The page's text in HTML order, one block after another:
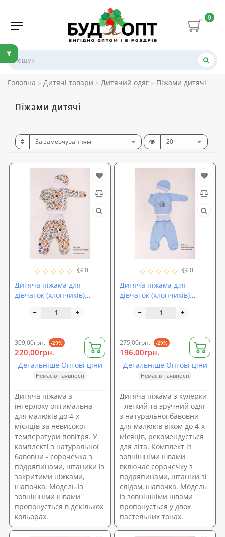
0
Головна Дитячі товари Дитячий одяг Піжами дитячі
Піжами дитячі
0
Дитяча піжама для
дівчаток (хлопчиків)
309,00грн. -29%
220,00грн.
Детальніше Оптові ціни
Немає в наявності
Дитяча піжама з
інтерлоку оптимальна
для малюків до 4-х
місяців за невисокої
температури повітря. У
комплекті з натуральної
бавовни - сорочечка з
подряпинами, штаники із
закритими ніжками,
шапочка. Модель із
зовнішніми швами
пропонується в декількох
кольорах.
0
Дитяча піжама для
дівчаток (хлопчиків)
275,00грн. -29%
196,00грн.
Детальніше Оптові ціни
Немає в наявності
Дитяча піжама з кулерки
- легкий та зручний одяг
з натуральної бавовни
для малюків віком до 4-х
місяців, рекомендується
для літа. Комплект із
зовнішніми швами
включає сорочечку з
подряпинами, штаніки зі
слідом, шапочка. Модель
із зовнішніми швами
пропонується у двох
пастельних тонах.